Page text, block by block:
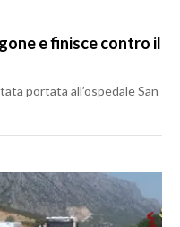
e finisce contro il
portata all’ospedale San